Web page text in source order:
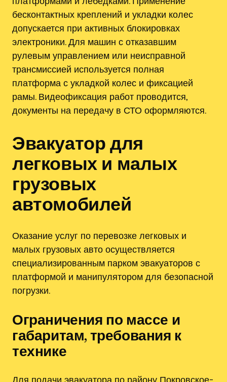
бесконтактных креплений и укладки колес
допускается при активных блокировках
электроники. Для машин с отказавшим
рулевым управлением или неисправной
трансмиссией используется полная
платформа с укладкой колес и фиксацией
рамы. Видеофиксация работ проводится,
документы на передачу в СТО оформляются.
Эвакуатор для
легковых и малых
грузовых
автомобилей
Оказание услуг по перевозке легковых и
малых грузовых авто осуществляется
специализированным парком эвакуаторов с
платформой и манипулятором для безопасной
погрузки.
Ограничения по массе и
габаритам, требования к
технике
Для подачи эвакуатора по району Покровское-